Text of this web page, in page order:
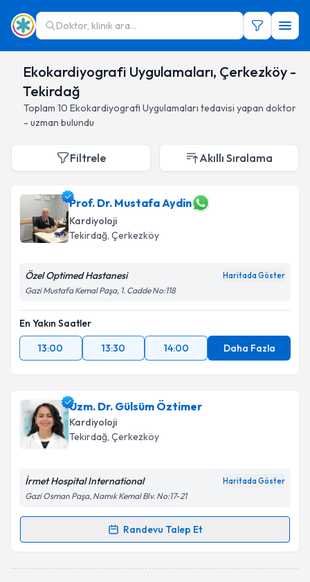
Doktor, klinik ara...
Ekokardiyografi Uygulamaları, Çerkezköy -
Tekirdağ
Toplam 10 Ekokardiyografi Uygulamaları tedavisi yapan doktor
- uzman bulundu
Filtrele Akıllı Sıralama
Prof. Dr. Mustafa Aydin
Kardiyoloji
Tekirdağ, Çerkezköy
Özel Optimed Hastanesi Haritada Göster
Gazi Mustafa Kemal Paşa, 1. Cadde No:118
En Yakın Saatler
13:00
13:30 14:00 Daha Fazla
Uzm. Dr. Gülsüm Öztimer
Kardiyoloji
Tekirdağ, Çerkezköy
İrmet Hospital International Haritada Göster
Gazi Osman Paşa, Namık Kemal Blv. No:17-21
Randevu Talep Et
Randevu Takvimi Talebi